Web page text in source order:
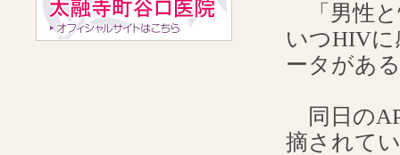
「男性と
いつHIV
ータがあ
同日の
摘されて